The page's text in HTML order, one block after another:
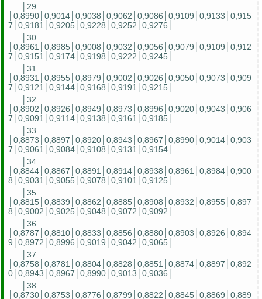
│29
│0,8990│0,9014│0,9038│0,9062│0,9086│0,9109│0,9133│0,915
7│0,9181│0,9205│0,9228│0,9252│0,9276│
│30
│0,8961│0,8985│0,9008│0,9032│0,9056│0,9079│0,9109│0,912
7│0,9151│0,9174│0,9198│0,9222│0,9245│
│31
│0,8931│0,8955│0,8979│0,9002│0,9026│0,9050│0,9073│0,909
7│0,9121│0,9144│0,9168│0,9191│0,9215│
│32
│0,8902│0,8926│0,8949│0,8973│0,8996│0,9020│0,9043│0,906
7│0,9091│0,9114│0,9138│0,9161│0,9185│
│33
│0,8873│0,8897│0,8920│0,8943│0,8967│0,8990│0,9014│0,903
7│0,9061│0,9084│0,9108│0,9131│0,9154│
│34
│0,8844│0,8867│0,8891│0,8914│0,8938│0,8961│0,8984│0,900
8│0,9031│0,9055│0,9078│0,9101│0,9125│
│35
│0,8815│0,8839│0,8862│0,8885│0,8908│0,8932│0,8955│0,897
8│0,9002│0,9025│0,9048│0,9072│0,9092│
│36
│0,8787│0,8810│0,8833│0,8856│0,8880│0,8903│0,8926│0,894
9│0,8972│0,8996│0,9019│0,9042│0,9065│
│37
│0,8758│0,8781│0,8804│0,8828│0,8851│0,8874│0,8897│0,892
0│0,8943│0,8967│0,8990│0,9013│0,9036│
│38
│0,8730│0,8753│0,8776│0,8799│0,8822│0,8845│0,8869│0,889